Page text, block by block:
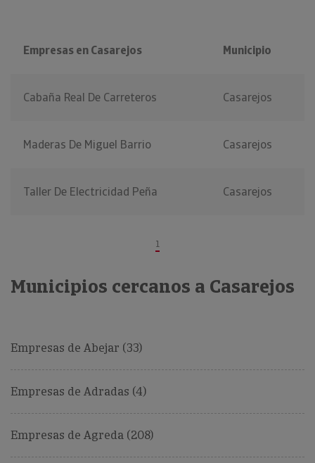
Empresas en Casarejos Municipio
Cabaña Real De Carreteros Casarejos
Maderas De Miguel Barrio Casarejos
Taller De Electricidad Peña Casarejos
1
Municipios cercanos a Casarejos
Empresas de Abejar (33)
Empresas de Adradas (4)
Empresas de Agreda (208)